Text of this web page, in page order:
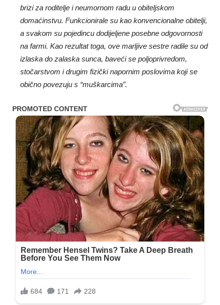
brizi za roditelje i neumornom radu u obiteljskom
domaćinstvu. Funkcionirale su kao konvencionalne obitelji,
a svakom su pojedincu dodijeljene posebne odgovornosti
na farmi. Kao rezultat toga, ove marljive sestre radile su od
izlaska do zalaska sunca, baveći se poljoprivredom,
stočarstvom i drugim fizički napornim poslovima koji se
obično povezuju s “muškarcima”.